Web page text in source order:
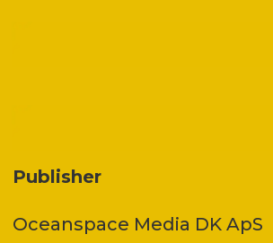
Publisher
Oceanspace Media DK ApS